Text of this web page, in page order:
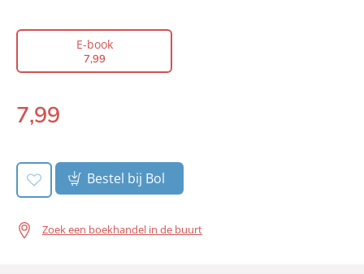
Auteur(s):
Sheila Norton
Aantal pagina's:
E-book
7,99
E-
7,99
Bestel bij Bol
Zoek een boekhandel in de buurt